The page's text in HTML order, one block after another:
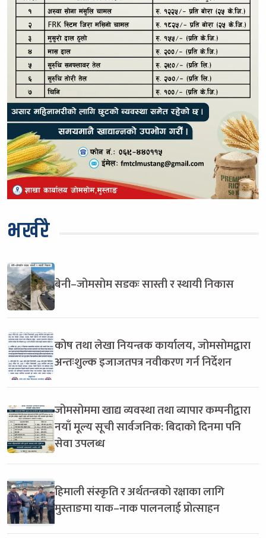
भर्खरै
बेनी–जोमसोम सडकः सास्ती र स्थायी निकास
कोष तथा लेखा नियन्त्रक कार्यालय, जोमसोमद्वारा
अन्तःशुल्क इजाजतपत्र नवीकरण गर्न निर्देशन
जोमसोममा खाद्य व्यवस्था तथा व्यापार कम्पनीद्वारा
नयाँ मूल्य सूची सार्वजनिक: बिदाको दिनमा पनि
सेवा उपलब्ध
हिमाली संस्कृति र अर्थतन्त्रको रक्षाका लागि
मुस्ताङमा याक–नाक पालनलाई प्रोत्साहन